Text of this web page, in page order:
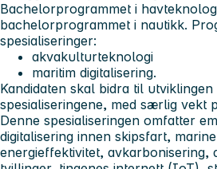
Bachelorprogrammet i
bachelorprogrammet i nautikk.
spesialiseringer:
akvakulturteknologi
maritim digitalisering.
Kandidaten skal bidra til utviklingen
spesialiseringene, med særlig vekt
Denne spesialiseringen omfatter
digitalisering innen skipsfart,
energieffektivitet, avkarbonisering,